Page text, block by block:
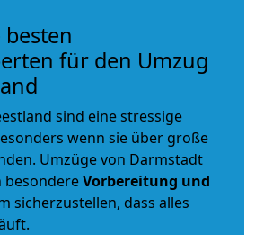
für den Umzug
sind eine stressige
wenn sie über große
Umzüge von Darmstadt
Vorbereitung und
sicherzustellen, dass alles